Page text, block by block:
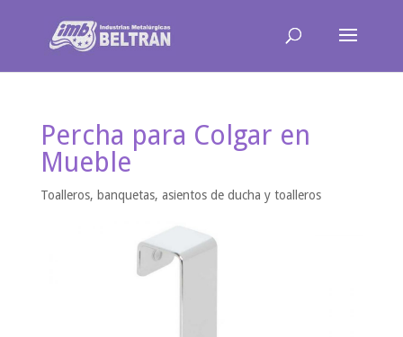
Percha para Colgar en
Mueble
Toalleros, banquetas, asientos de ducha y toalleros